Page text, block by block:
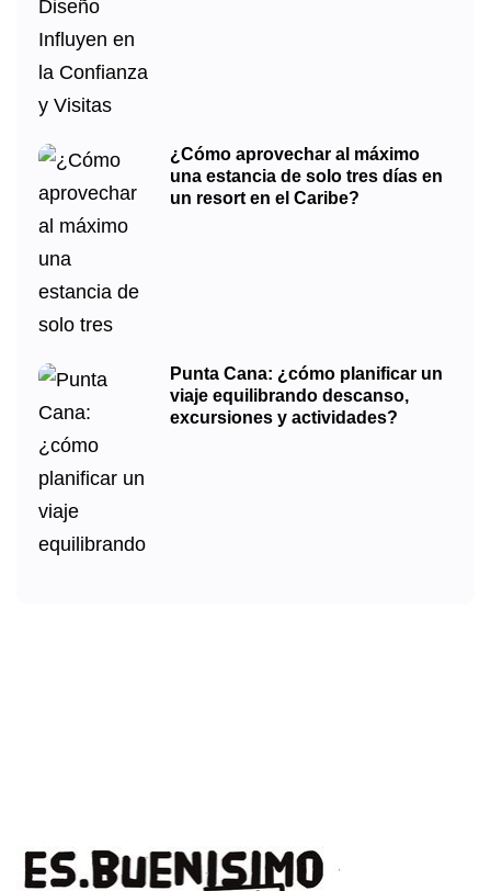
¿Cómo aprovechar al máximo
una estancia de solo tres días en
un resort en el Caribe?
Punta Cana: ¿cómo planificar un
viaje equilibrando descanso,
excursiones y actividades?